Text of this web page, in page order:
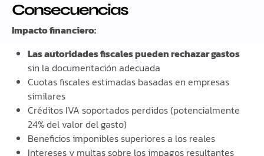
Consecuencias
Impacto financiero:
Las autoridades fiscales pueden rechazar gastos
sin la documentación adecuada
Cuotas fiscales estimadas basadas en empresas
similares
Créditos IVA soportados perdidos (potencialmente
24% del valor del gasto)
Beneficios imponibles superiores a los reales
Intereses y multas sobre los impagos resultantes